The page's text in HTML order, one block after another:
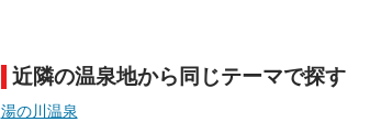
手相やタロットなど気軽に楽し
める占いで、“ととのう”おふろ
時間を、もっと特別に。
近隣の温泉地から同じテーマで探す
湯の川温泉